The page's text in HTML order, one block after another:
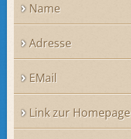
Name
Adresse
EMail
Link zur Homepage